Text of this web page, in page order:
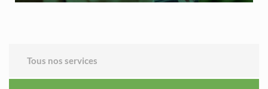
Tous nos services